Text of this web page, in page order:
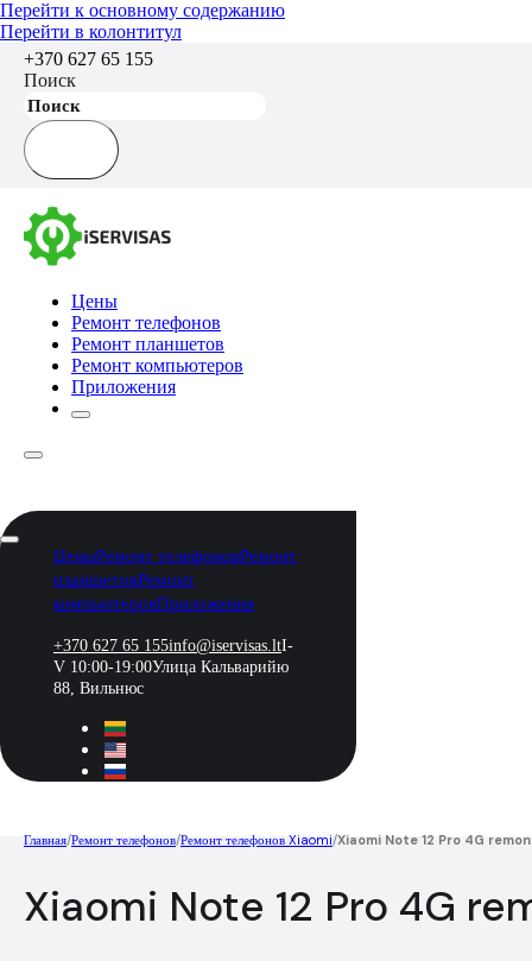
Перейти к основному содержанию
Перейти в колонтитул
+370 627 65 155
Поиск
Цены
Ремонт телефонов
Ремонт планшетов
Ремонт компьютеров
Приложения
ЦеныРемонт телефоновРемонт
планшетовРемонт
компьютеровПриложения
+370 627 65 155info@iservisas.ltI-
V 10:00-19:00Улица Кальварийю
88, Вильнюс
Главная/Ремонт телефонов/Ремонт телефонов Xiaomi/Xiaomi Note 12 Pro 4G
Xiaomi Note 12 Pro 4G